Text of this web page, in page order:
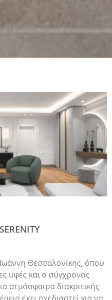
Θεσσαλονίκης, όπου
υφές και ο σύγχρονος
ατμόσφαιρα διακριτικής